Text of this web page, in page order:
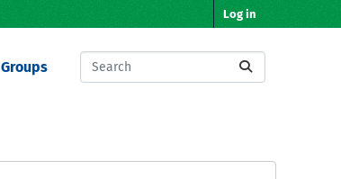
Log in
Groups